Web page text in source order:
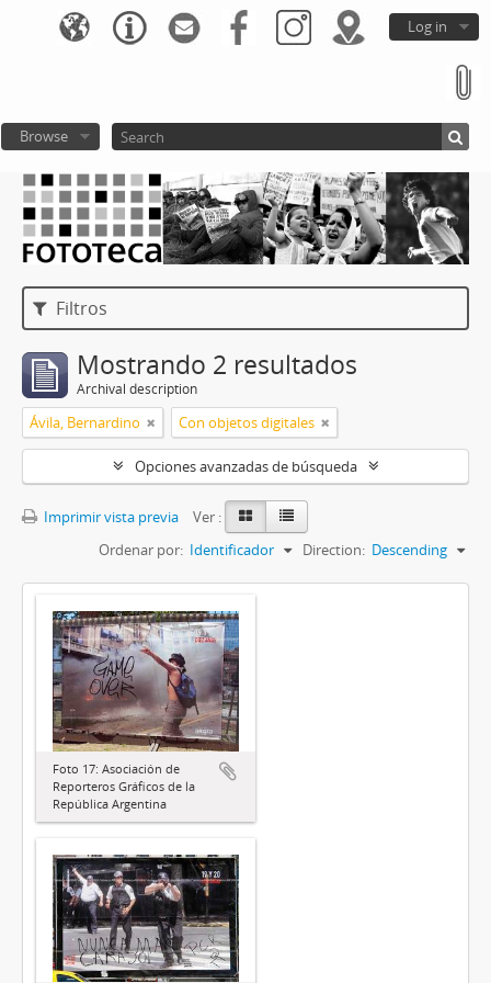
Log in
Browse
Filtros
Mostrando 2 resultados
Archival description
Ávila, Bernardino Con objetos digitales
Opciones avanzadas de búsqueda
Imprimir vista previa
Ver :
Ordenar por: Identificador Direction: Descending
Foto 17: Asociación de
Reporteros Gráficos de la
República Argentina